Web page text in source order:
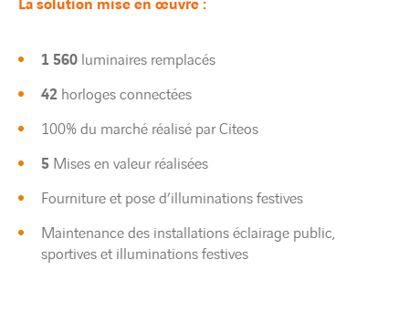
La solution mise en œuvre :
1 560 luminaires remplacés
42 horloges connectées
100% du marché réalisé par Citeos
5 Mises en valeur réalisées
Fourniture et pose d’illuminations festives
Maintenance des installations éclairage public,
sportives et illuminations festives